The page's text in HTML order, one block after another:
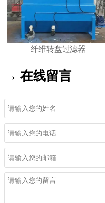
纤维转盘过滤器
→ 在线留言